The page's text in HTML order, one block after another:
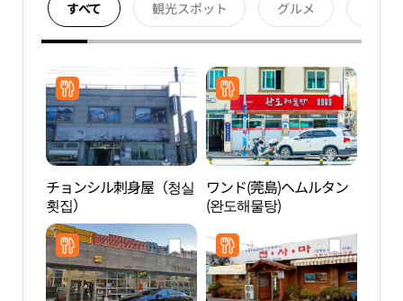
すべて 観光スポット グルメ
チョンシル刺身屋（청실
횟집）
ワンド(莞島)ヘムルタン
(완도해물탕)